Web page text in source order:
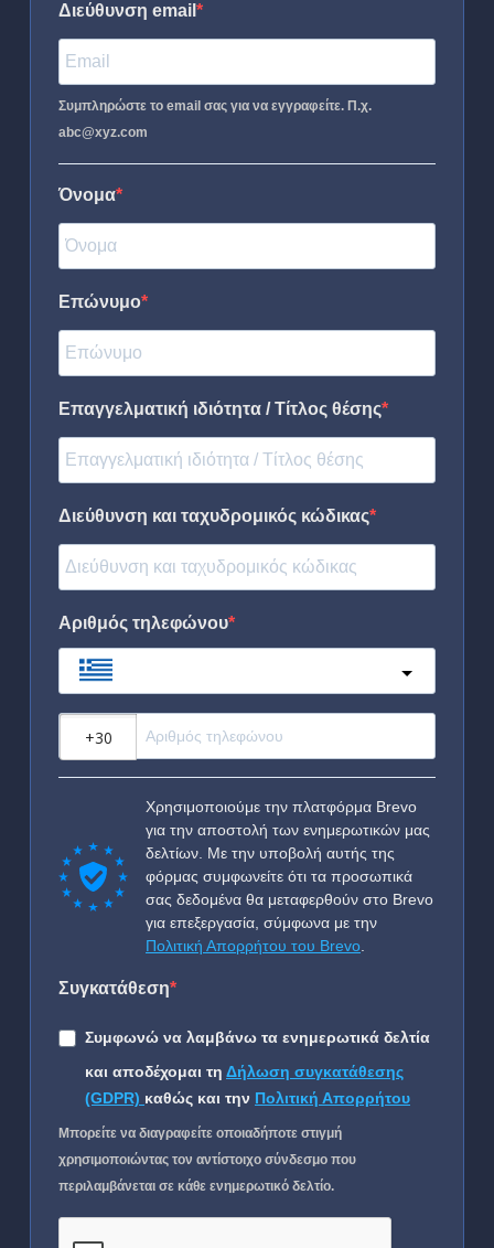
Διεύθυνση email
Συμπληρώστε το email σας για να εγγραφείτε. Π.χ.
abc@xyz.com
Όνομα
Επώνυμο
Επαγγελματική ιδιότητα / Τίτλος θέσης
Διεύθυνση και ταχυδρομικός κώδικας
Αριθμός τηλεφώνου
Χρησιμοποιούμε την πλατφόρμα Brevo
για την αποστολή των ενημερωτικών μας
δελτίων. Με την υποβολή αυτής της
φόρμας συμφωνείτε ότι τα προσωπικά
σας δεδομένα θα μεταφερθούν στο Brevo
για επεξεργασία, σύμφωνα με την
Πολιτική Απορρήτου του Brevo
Συγκατάθεση
Συμφωνώ να λαμβάνω τα ενημερωτικά δελτία
και αποδέχομαι τη Δήλωση συγκατάθεσης
(GDPR) καθώς και την Πολιτική Απορρήτου
Μπορείτε να διαγραφείτε οποιαδήποτε στιγμή
χρησιμοποιώντας τον αντίστοιχο σύνδεσμο που
περιλαμβάνεται σε κάθε ενημερωτικό δελτίο.